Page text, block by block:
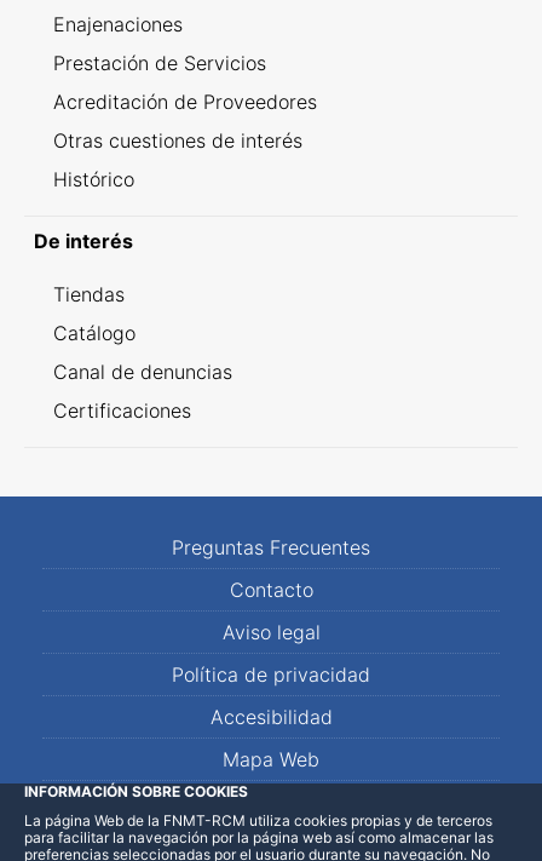
Enajenaciones
Prestación de Servicios
Acreditación de Proveedores
Otras cuestiones de interés
Histórico
De interés
Tiendas
Catálogo
Canal de denuncias
Certificaciones
Preguntas Frecuentes
Contacto
Aviso legal
Política de privacidad
Accesibilidad
Mapa Web
LinkedInFacebookWhatsApp
INFORMACIÓN SOBRE COOKIES
La página Web de la FNMT-RCM utiliza cookies propias y de terceros
para facilitar la navegación por la página web así como almacenar las
preferencias seleccionadas por el usuario durante su navegación. No